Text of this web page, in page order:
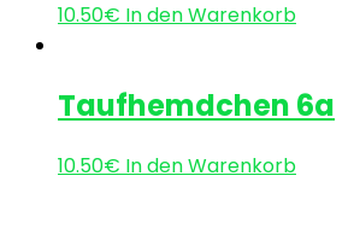
10.50€ In den Warenkorb
Taufhemdchen 6a
10.50€ In den Warenkorb